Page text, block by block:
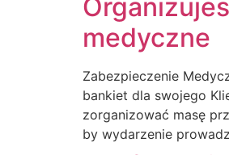
medyczne
Zabezpieczenie
bankiet dla swojego
zorganizować masę
by wydarzenie